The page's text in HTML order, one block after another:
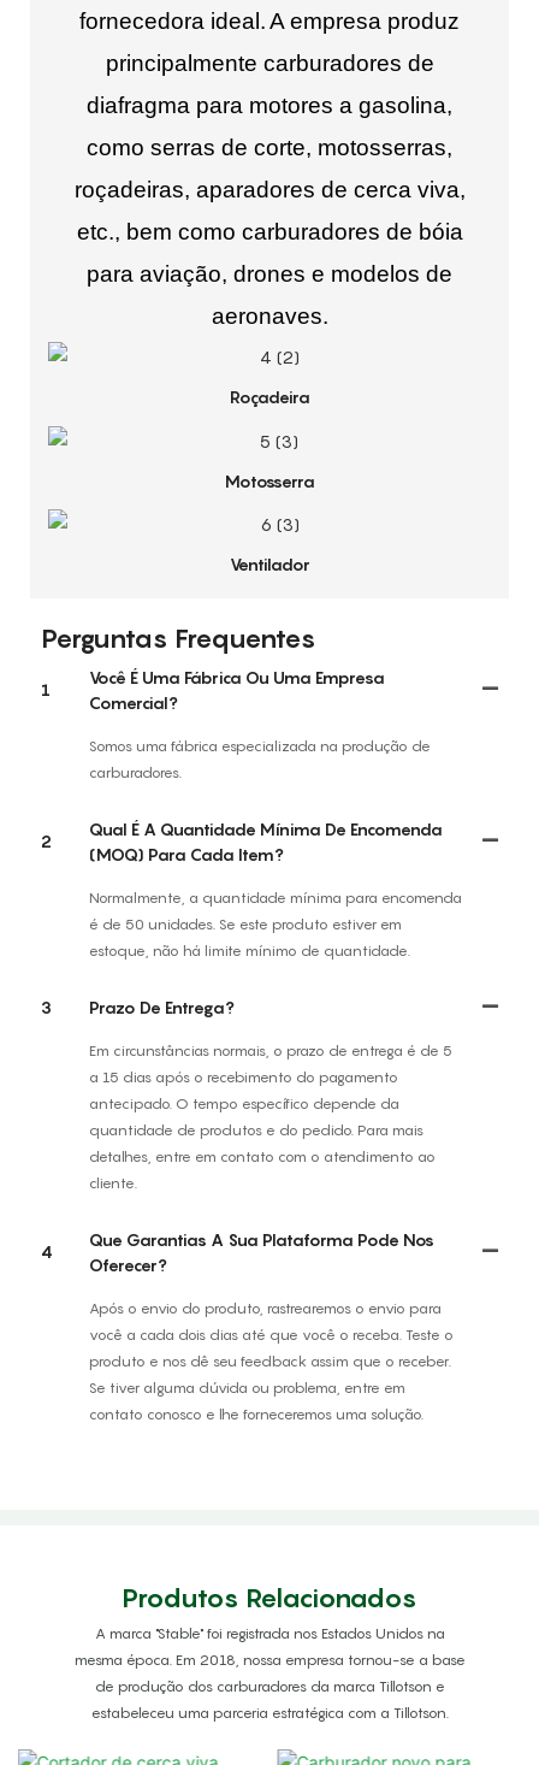
fornecedora ideal.A empresa produz
principalmente carburadores de
diafragma para motores a gasolina,
como serras de corte, motosserras,
roçadeiras, aparadores de cerca viva,
etc., bem como carburadores de bóia
para aviação, drones e modelos de
aeronaves.
Roçadeira
Motosserra
Ventilador
Perguntas Frequentes
1
Você É Uma Fábrica Ou Uma Empresa
Comercial?
Somos uma fábrica especializada na produção de
carburadores.
2
Qual É A Quantidade Mínima De Encomenda
(MOQ) Para Cada Item?
Normalmente, a quantidade mínima para encomenda
é de 50 unidades. Se este produto estiver em
estoque, não há limite mínimo de quantidade.
3 Prazo De Entrega?
Em circunstâncias normais, o prazo de entrega é de 5
a 15 dias após o recebimento do pagamento
antecipado. O tempo específico depende da
quantidade de produtos e do pedido. Para mais
detalhes, entre em contato com o atendimento ao
cliente.
4
Que Garantias A Sua Plataforma Pode Nos
Oferecer?
Após o envio do produto, rastrearemos o envio para
você a cada dois dias até que você o receba. Teste o
produto e nos dê seu feedback assim que o receber.
Se tiver alguma dúvida ou problema, entre em
contato conosco e lhe forneceremos uma solução.
Produtos Relacionados
A marca "Stable" foi registrada nos Estados Unidos na
mesma época. Em 2018, nossa empresa tornou-se a base
de produção dos carburadores da marca Tillotson e
estabeleceu uma parceria estratégica com a Tillotson.